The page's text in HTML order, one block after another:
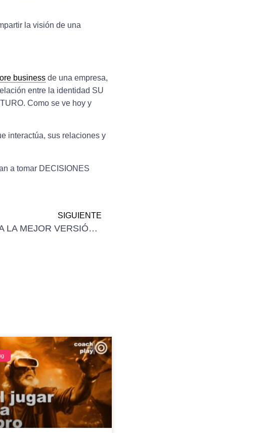
la visión de una
business de una empresa,
entre la identidad SU
Como se ve hoy y
interactúa, sus relaciones y
a tomar DECISIONES
SIGUIENTE
COACHING, HACIA LA MEJOR VERSIÓN DE UNO MISMO